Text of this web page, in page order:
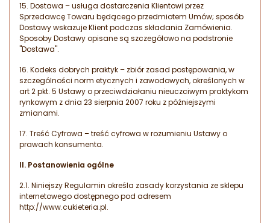
15. Dostawa – usługa dostarczenia Klientowi przez
Sprzedawcę Towaru będącego przedmiotem Umów; sposób
Dostawy wskazuje Klient podczas składania Zamówienia.
Sposoby Dostawy opisane są szczegółowo na podstronie
"Dostawa".
16. Kodeks dobrych praktyk – zbiór zasad postępowania, w
szczególności norm etycznych i zawodowych, określonych w
art 2 pkt. 5 Ustawy o przeciwdziałaniu nieuczciwym praktykom
rynkowym z dnia 23 sierpnia 2007 roku z późniejszymi
zmianami.
17. Treść Cyfrowa – treść cyfrowa w rozumieniu Ustawy o
prawach konsumenta.
II. Postanowienia ogólne
2.1. Niniejszy Regulamin określa zasady korzystania ze sklepu
internetowego dostępnego pod adresem
http://www.cukieteria.pl.